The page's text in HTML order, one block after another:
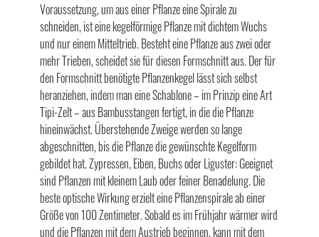
Voraussetzung, um aus einer Pflanze eine Spirale zu
schneiden, ist eine kegelförmige Pflanze mit dichtem Wuchs
und nur einem Mitteltrieb. Besteht eine Pflanze aus zwei oder
mehr Trieben, scheidet sie für diesen Formschnitt aus. Der für
den Formschnitt benötigte Pflanzenkegel lässt sich selbst
heranziehen, indem man eine Schablone – im Prinzip eine Art
Tipi-Zelt – aus Bambusstangen fertigt, in die die Pflanze
hineinwächst. Überstehende Zweige werden so lange
abgeschnitten, bis die Pflanze die gewünschte Kegelform
gebildet hat. Zypressen, Eiben, Buchs oder Liguster: Geeignet
sind Pflanzen mit kleinem Laub oder feiner Benadelung. Die
beste optische Wirkung erzielt eine Pflanzenspirale ab einer
Größe von 100 Zentimeter. Sobald es im Frühjahr wärmer wird
und die Pflanzen mit dem Austrieb beginnen, kann mit dem